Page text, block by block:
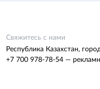
Свяжитесь с нами
Республика Казахстан,
+7 700 978-78-54 —